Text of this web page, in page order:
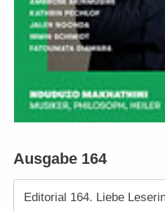
Ausgabe 164
Editorial 164. Liebe